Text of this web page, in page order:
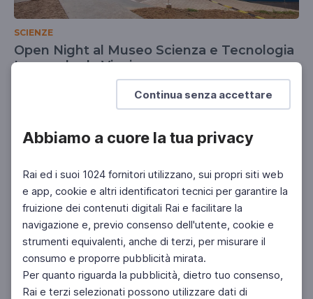
Continua senza accettare
Abbiamo a cuore la tua privacy
Rai ed i suoi 1024 fornitori utilizzano, sui propri siti web
e app, cookie e altri identificatori tecnici per garantire la
fruizione dei contenuti digitali Rai e facilitare la
navigazione e, previo consenso dell'utente, cookie e
strumenti equivalenti, anche di terzi, per misurare il
consumo e proporre pubblicità mirata.
Per quanto riguarda la pubblicità, dietro tuo consenso,
Rai e terzi selezionati possono utilizzare dati di
SCIENZE
Open Night al Museo Scienza e Tecnologia
Leonardo da Vinci
Notte Europea dei Ricercatori 2025